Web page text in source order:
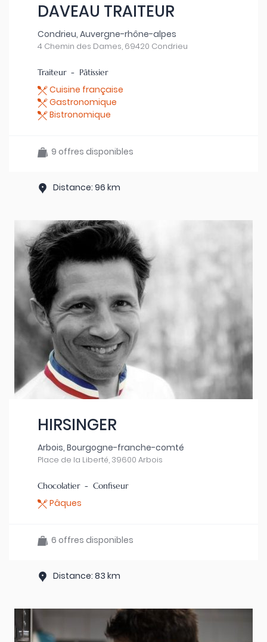
DAVEAU TRAITEUR
Condrieu, Auvergne-rhône-alpes
4 Chemin des Dames, 69420 Condrieu
Traiteur - Pâtissier
Cuisine française
Gastronomique
Bistronomique
9 offres disponibles
Distance: 96 km
HIRSINGER
Arbois, Bourgogne-franche-comté
Place de la Liberté, 39600 Arbois
Chocolatier - Confiseur
Pâques
6 offres disponibles
Distance: 83 km